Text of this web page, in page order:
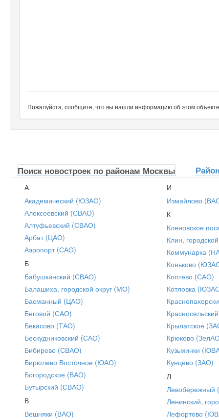
Пожалуйста, сообщите, что вы нашли информацию об этом
Поиск новостроек по районам Москвы
А
Академический (ЮЗАО)
Алексеевский (СВАО)
Алтуфьевский (СВАО)
Арбат (ЦАО)
Аэропорт (САО)
Б
Бабушкинский (СВАО)
Балашиха, городской округ (МО)
Басманный (ЦАО)
Беговой (САО)
Бекасово (ТАО)
Бескудниковский (САО)
Бибирево (СВАО)
Бирюлево Восточное (ЮАО)
Богородское (ВАО)
Бутырский (СВАО)
В
Вешняки (ВАО)
И
Измайлово
К
Кленовское
Клин,
Коммунарка
Коньково
Коптево (САО)
Котловка
Крылатское
Крюково
Кузьминки
Кунцево (ЗАО)
Л
Ленинский,
Лефортово